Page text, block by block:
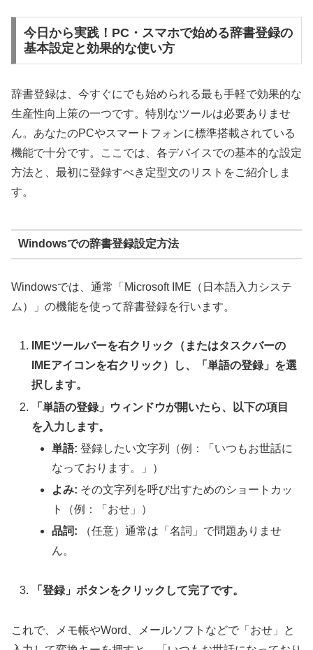
今日から実践！PC・スマホで始める辞書登録の
基本設定と効果的な使い方
辞書登録は、今すぐにでも始められる最も手軽で効果的な
生産性向上策の一つです。特別なツールは必要ありませ
ん。あなたのPCやスマートフォンに標準搭載されている
機能で十分です。ここでは、各デバイスでの基本的な設定
方法と、最初に登録すべき定型文のリストをご紹介しま
す。
Windowsでの辞書登録設定方法
Windowsでは、通常「Microsoft IME（日本語入力システ
ム）」の機能を使って辞書登録を行います。
IMEツールバーを右クリック（またはタスクバーの
IMEアイコンを右クリック）し、「単語の登録」を選
択します。
「単語の登録」ウィンドウが開いたら、以下の項目
を入力します。
単語: 登録したい文字列（例：「いつもお世話に
なっております。」）
よみ: その文字列を呼び出すためのショートカッ
ト（例：「おせ」）
品詞: （任意）通常は「名詞」で問題ありませ
ん。
「登録」ボタンをクリックして完了です。
これで、メモ帳やWord、メールソフトなどで「おせ」と